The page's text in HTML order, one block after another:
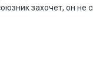
захочет, он не